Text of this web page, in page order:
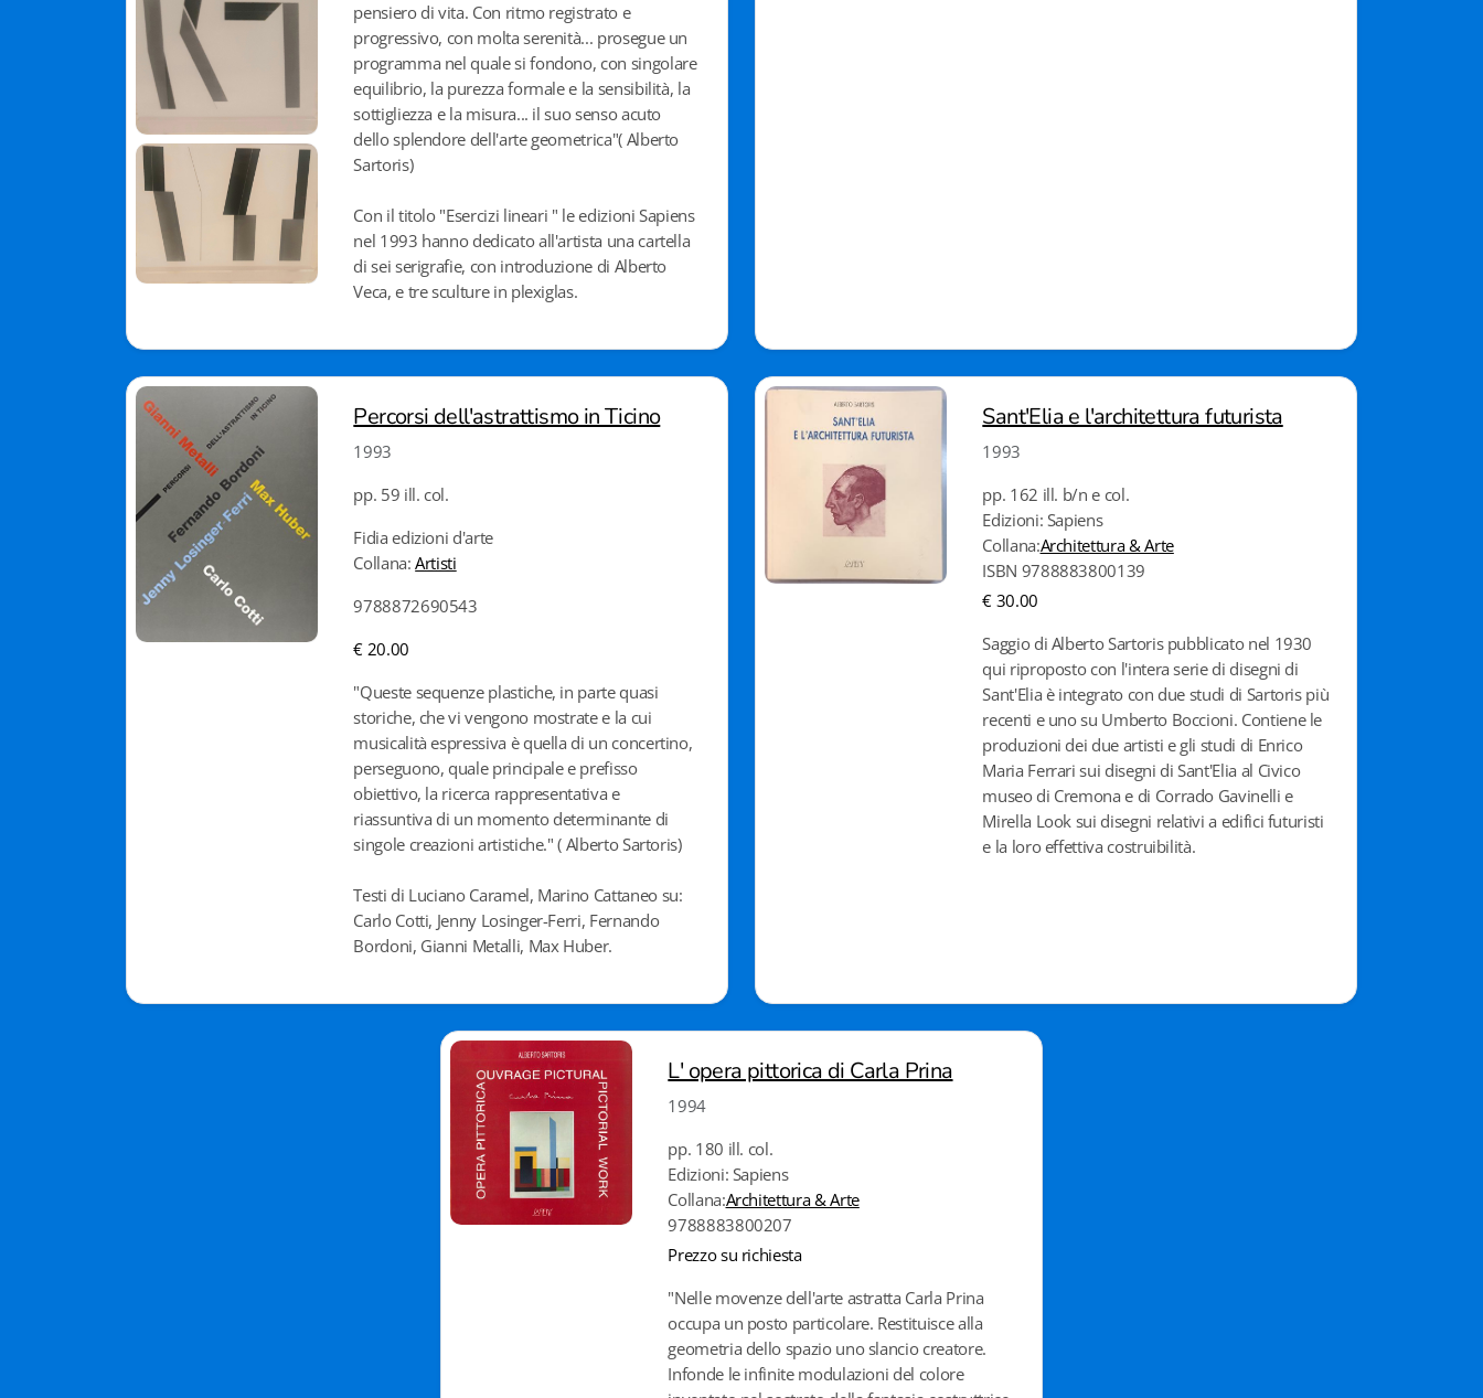
pensiero di vita. Con ritmo registrato e
progressivo, con molta serenità... prosegue un
programma nel quale si fondono, con singolare
equilibrio, la purezza formale e la sensibilità, la
sottigliezza e la misura... il suo senso acuto
dello splendore dell'arte geometrica"( Alberto
Sartoris)
Con il titolo "Esercizi lineari " le edizioni Sapiens
nel 1993 hanno dedicato all'artista una cartella
di sei serigrafie, con introduzione di Alberto
Veca, e tre sculture in plexiglas.
Percorsi dell'astrattismo in Ticino
1993
pp. 59 ill. col.
Fidia edizioni d'arte
Collana:Artisti
9788872690543
€ 20.00
"Queste sequenze plastiche, in parte quasi
storiche, che vi vengono mostrate e la cui
musicalità espressiva è quella di un concertino,
perseguono, quale principale e prefisso
obiettivo, la ricerca rappresentativa e
riassuntiva di un momento determinante di
singole creazioni artistiche." ( Alberto Sartoris)
Testi di Luciano Caramel, Marino Cattaneo su:
Carlo Cotti, Jenny Losinger-Ferri, Fernando
Bordoni, Gianni Metalli, Max Huber.
Sant'Elia e l'architettura futurista
1993
pp. 162 ill. b/n e col.
Edizioni: Sapiens
Collana:Architettura & Arte
ISBN 9788883800139
€ 30.00
Saggio di Alberto Sartoris pubblicato nel 1930
qui riproposto con l'intera serie di disegni di
Sant'Elia è integrato con due studi di Sartoris più
recenti e uno su Umberto Boccioni. Contiene le
produzioni dei due artisti e gli studi di Enrico
Maria Ferrari sui disegni di Sant'Elia al Civico
museo di Cremona e di Corrado Gavinelli e
Mirella Look sui disegni relativi a edifici futuristi
e la loro effettiva costruibilità.
L' opera pittorica di Carla Prina
1994
pp. 180 ill. col.
Edizioni: Sapiens
Collana:Architettura & Arte
9788883800207
Prezzo su richiesta
"Nelle movenze dell'arte astratta Carla Prina
occupa un posto particolare. Restituisce alla
geometria dello spazio uno slancio creatore.
Infonde le infinite modulazioni del colore